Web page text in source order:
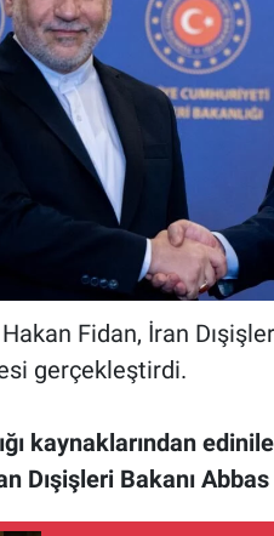
Hakan Fidan, İran
gerçekleştirdi.
kaynaklarından
Dışişleri Bakanı